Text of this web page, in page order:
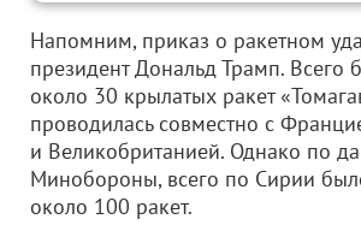
Напомним, приказ о ракетном
президент Дональд Трамп.
около 30 крылатых ракет
проводилась совместно с
и Великобританией. Однако по
Минобороны, всего по Сирии
около 100 ракет.